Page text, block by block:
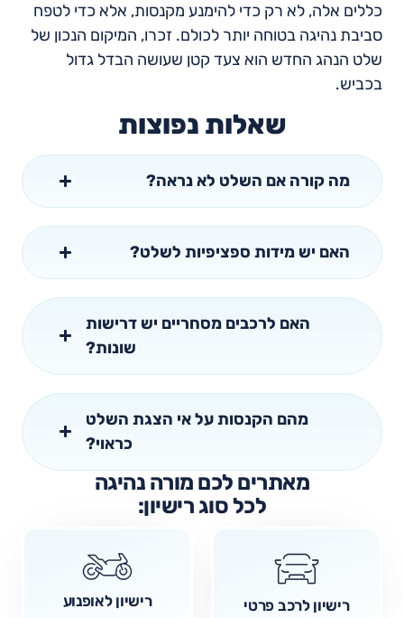
כללים אלה, לא רק כדי להימנע מקנסות, אלא כדי לטפח
סביבת נהיגה בטוחה יותר לכולם. זכרו, המיקום הנכון של
שלט הנהג החדש הוא צעד קטן שעושה הבדל גדול
בכביש.
שאלות נפוצות
מה קורה אם השלט לא נראה?
האם יש מידות ספציפיות לשלט?
האם לרכבים מסחריים יש דרישות
שונות?
מהם הקנסות על אי הצגת השלט
כראוי?
מאתרים לכם מורה נהיגה
לכל סוג רישיון:
רישיון לרכב פרטי רישיון לאופנוע